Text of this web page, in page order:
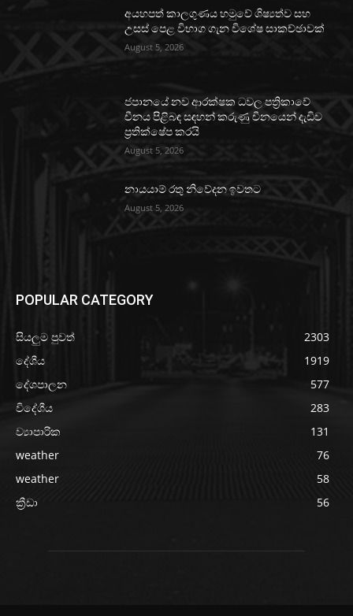
අයහපත් කාලගුණය හමුවේ ශිෂ්‍යත්ව සහ
උසස් පෙළ විභාග ගැන විශේෂ සාකච්ඡාවක්
August 5, 2026
ජපානයේ නව ආරක්ෂක ධවල පත්‍රිකාවේ
චීනය පිළිබඳ සඳහන් කරුණු චීනයෙන් දැඩිව
ප්‍රතික්ෂේප කරයි
August 5, 2026
නායයාම් රතු නිවේදන ඉවතට
August 5, 2026
POPULAR CATEGORY
සියලුම පුවත්
2303
දේශීය
1919
දේශපාලන
577
විදේශීය
283
ව්‍යාපාරික
131
weather
76
weather
58
ක්‍රීඩා
56